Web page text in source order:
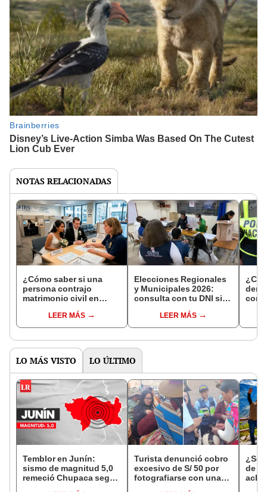
NOTAS RELACIONADAS
¿Cómo saber si una
persona contrajo
matrimonio civil en
LEER MÁS
Elecciones Regionales
y Municipales 2026:
consulta con tu DNI si
de mesa para este 4 de
octubre en el link oficial
LEER MÁS
con
LO MÁS VISTO LO ÚLTIMO
Temblor en Junín:
sismo de magnitud 5,0
remeció Chupaca según
Turista denunció cobro
excesivo de S/ 50 por
fotografiarse con una
¿Se
de